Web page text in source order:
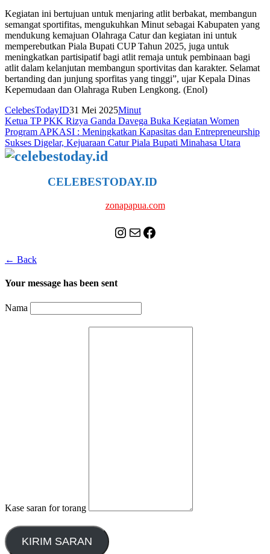
Kegiatan ini bertujuan untuk menjaring atlit berbakat, membangun
semangat sportifitas, mengukuhkan Minut sebagai Kabupaten yang
mendukung kemajuan Olahraga Catur dan kegiatan ini untuk
memperebutkan Piala Bupati CUP Tahun 2025, juga untuk
meningkatkan partisipatif bagi atlit remaja untuk pembinaan bagi
atlit dalam kelanjutan membangun sportivitas dan karakter. Selamat
bertanding dan junjung sporfitas yang tinggi”, ujar Kepala Dinas
Kepemudaan dan Olahraga Ruben Lengkong. (Enol)
CelebesTodayID31 Mei 2025Minut
Navigasi
pos
Ketua TP PKK Rizya Ganda Davega Buka Kegiatan Women
Program APKASI : Meningkatkan Kapasitas dan Entrepreneurship
Sukses Digelar, Kejuaraan Catur Piala Bupati Minahasa Utara
CELEBESTODAY.ID
zonapapua.com
Instagram
MailCelebes Today Social Media
← Back
Your message has been sent
Nama
Kase saran for torang
KIRIM SARAN